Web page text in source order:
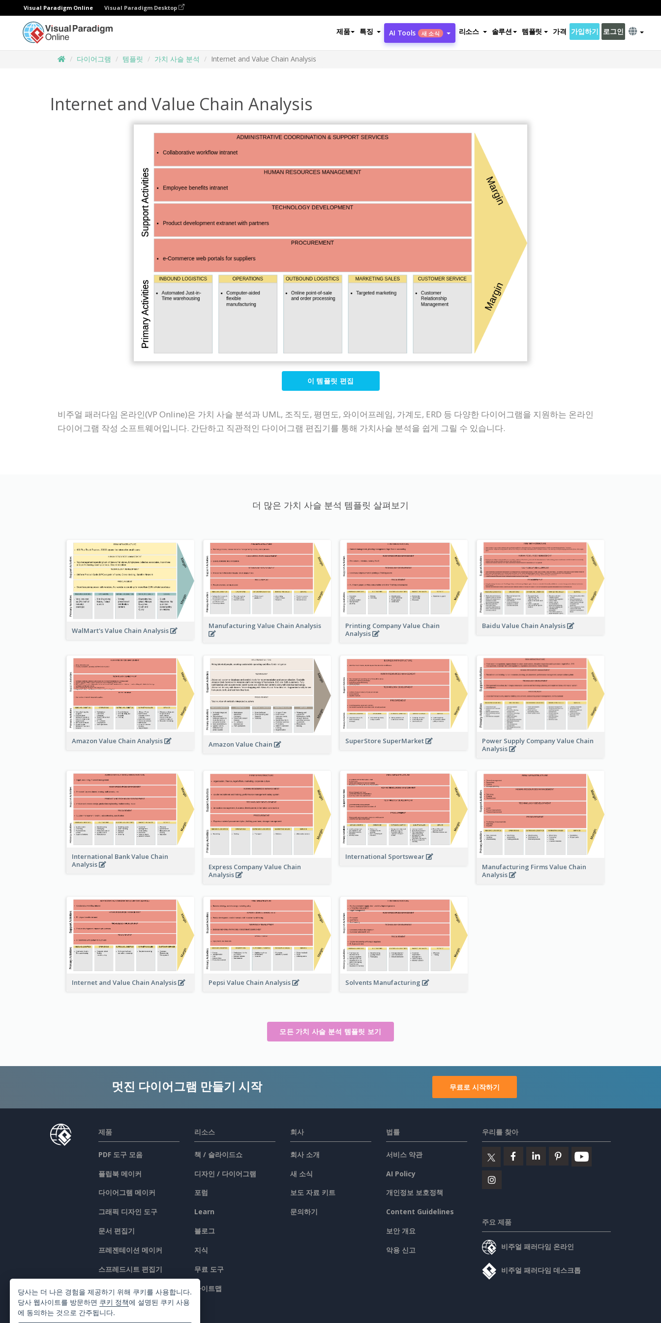
Visual Paradigm Online Visual Paradigm Desktop
제품 특징 AI Tools 새 소식 리소스 솔루션 템플릿 가격 가입하기 로그인
다이어그램 템플릿 가치 사슬 분석 Internet and Value Chain Analysis
Internet and Value Chain Analysis
이 템플릿 편집
비주얼 패러다임 온라인(VP Online)은 가치 사슬 분석과 UML, 조직도, 평면도, 와이어프레임, 가계도, ERD 등 다양한 다이어그램을 지원하는 온라인
다이어그램 작성 소프트웨어입니다. 간단하고 직관적인 다이어그램 편집기를 통해 가치사슬 분석을 쉽게 그릴 수 있습니다.
더 많은 가치 사슬 분석 템플릿 살펴보기
WalMart's Value Chain Analysis
Manufacturing Value Chain Analysis
Printing Company Value Chain
Analysis
Baidu Value Chain Analysis
Amazon Value Chain Analysis Amazon Value Chain SuperStore SuperMarket
Power Supply Company Value Chain
Analysis
International Bank Value Chain
Analysis
Express Company Value Chain
Analysis
International Sportswear
Manufacturing Firms Value Chain
Analysis
Internet and Value Chain Analysis Pepsi Value Chain Analysis Solvents Manufacturing
모든 가치 사슬 분석 템플릿 보기
멋진 다이어그램 만들기 시작 무료로 시작하기
제품
PDF 도구 모음
플립북 메이커
다이어그램 메이커
그래픽 디자인 도구
문서 편집기
프레젠테이션 메이커
스프레드시트 편집기
가격 책정
리소스
책 / 슬라이드쇼
디자인 / 다이어그램
포럼
Learn
블로그
지식
무료 도구
사이트맵
회사
회사 소개
새 소식
보도 자료 키트
문의하기
법률
서비스 약관
AI Policy
개인정보 보호정책
Content Guidelines
보안 개요
악용 신고
우리를 찾아
주요 제품
비주얼 패러다임 온라인
비주얼 패러다임 데스크톱
당사는 더 나은 경험을 제공하기 위해 쿠키를 사용합니다.
당사 웹사이트를 방문하면 쿠키 정책에 설명된 쿠키 사용
에 동의하는 것으로 간주됩니다.